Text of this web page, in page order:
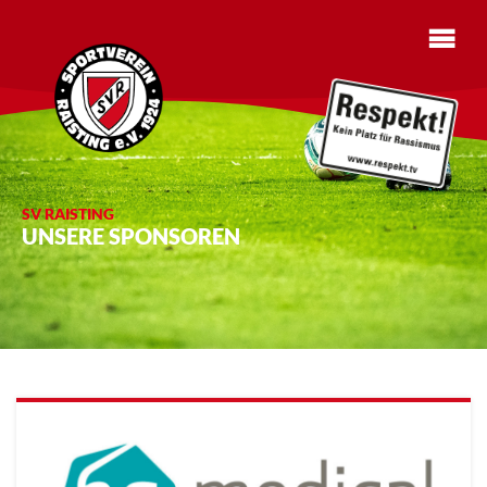
SV RAISTING
UNSERE SPONSOREN